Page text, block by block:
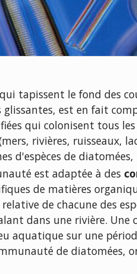
tapissent le fond des
est en fait
qui colonisent tous les
rivières, ruisseaux,
d'espèces de
est adaptée à des
de matières
de chacune des
dans une rivière. Une
aquatique sur une
de diatomées,